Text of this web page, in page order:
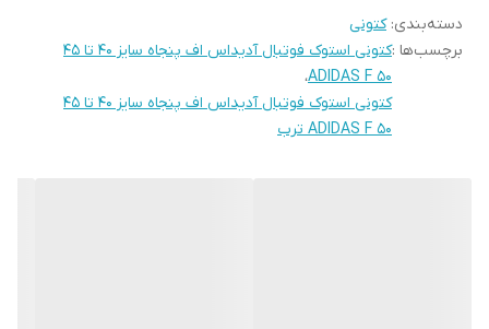
دسته‌بندی:کتونی
برچسب‌ها :
کتونی استوک فوتبال آدیداس اف پنجاه سایز 40 تا 45
ADIDAS F 50،
کتونی استوک فوتبال آدیداس اف پنجاه سایز 40 تا 45
ADIDAS F 50 ترب